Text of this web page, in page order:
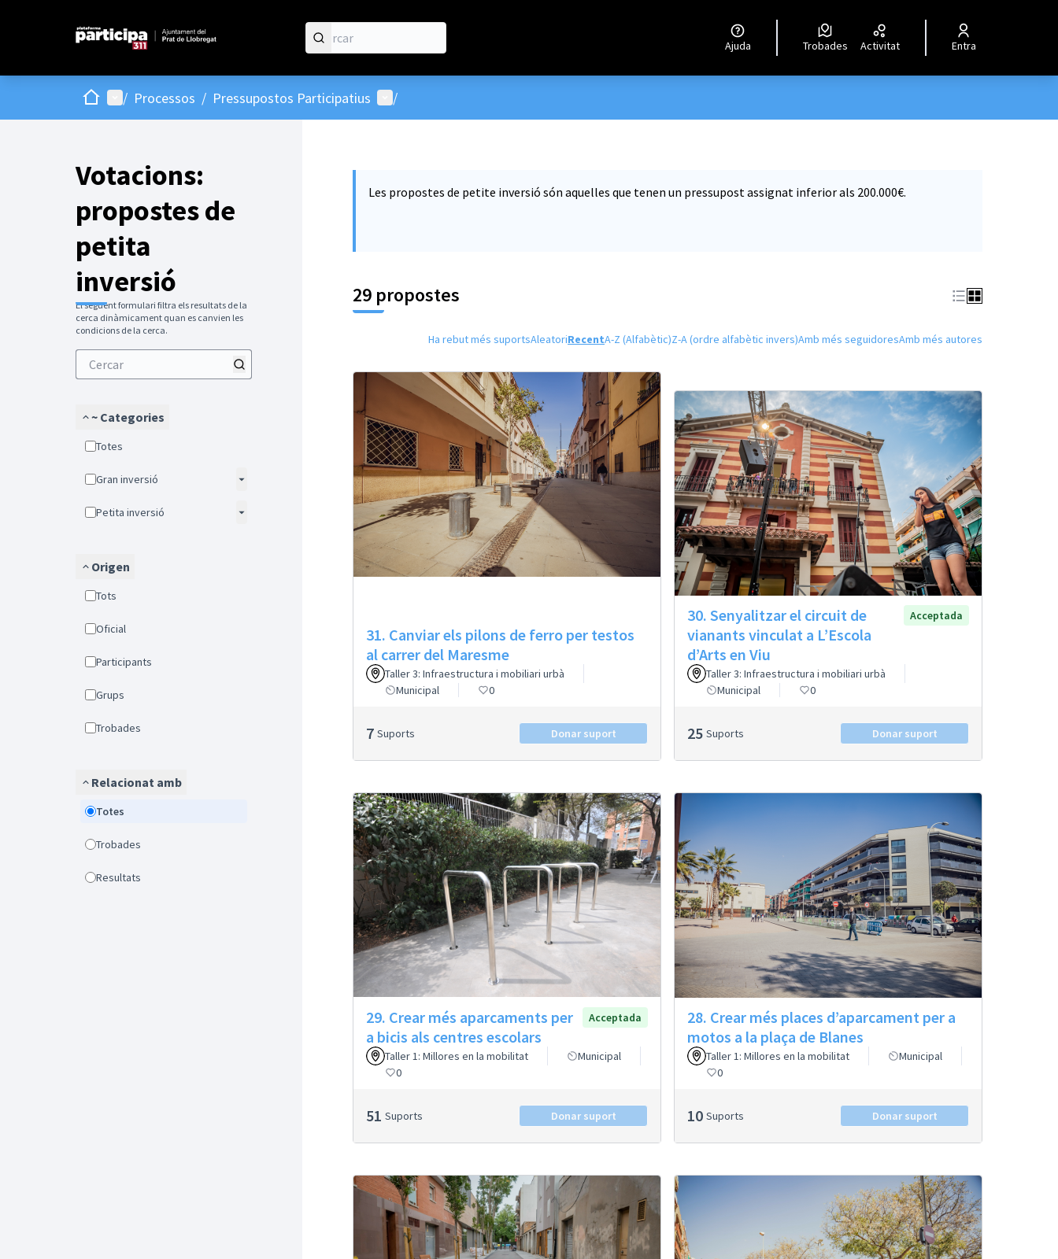
Ajuda Trobades Activitat Entra
Inici Menú principal
/ Processos / Pressupostos Participatius Menú d'usuari
/
Votacions:
propostes de
petita
inversió
El següent formulari filtra els resultats de la
cerca dinàmicament quan es canvien les
condicions de la cerca.
~ Categories
Totes
Gran inversió
Petita inversió
Origen
Tots
Oficial
Participants
Grups
Trobades
Relacionat amb
Totes
Trobades
Resultats
Les propostes de petite inversió són aquelles que tenen un pressupost assignat inferior als 200.000€.
29 propostes
Ha rebut més suportsAleatoriRecentA-Z (Alfabètic)Z-A (ordre alfabètic invers)Amb més seguidoresAmb més autores
31. Canviar els pilons de ferro per testos
al carrer del Maresme
Taller 3: Infraestructura i mobiliari urbà
Municipal
0
7 Suports Donar suport
30. Senyalitzar el circuit de
vianants vinculat a L’Escola
d’Arts en Viu
Acceptada
Taller 3: Infraestructura i mobiliari urbà
Municipal
0
25 Suports Donar suport
29. Crear més aparcaments per
a bicis als centres escolars
Acceptada
Taller 1: Millores en la mobilitat
Municipal
0
51 Suports Donar suport
28. Crear més places d’aparcament per a
motos a la plaça de Blanes
Taller 1: Millores en la mobilitat
Municipal
0
10 Suports Donar suport